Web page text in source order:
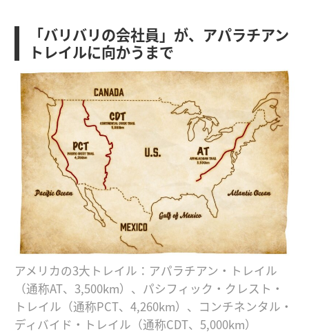
「バリバリの会社員」が、アパラチアン
トレイルに向かうまで
アメリカの3大トレイル：アパラチアン・トレイル
（通称AT、3,500km）、パシフィック・クレスト・
トレイル（通称PCT、4,260km）、コンチネンタル・
ディバイド・トレイル（通称CDT、5,000km）